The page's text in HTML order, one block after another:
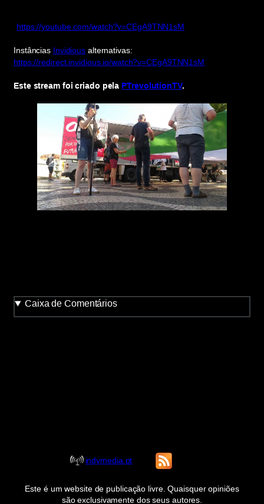
https://youtube.com/watch?v=CEgA9TNN1sM
Instâncias Invidious alternativas:
https://redirect.invidious.io/watch?v=CEgA9TNN1sM
Este stream foi criado pela PTrevolutionTV.
Caixa de Comentários
indymedia.pt
Este é um website de publicação livre. Quaisquer opiniões
são exclusivamente dos seus autores.